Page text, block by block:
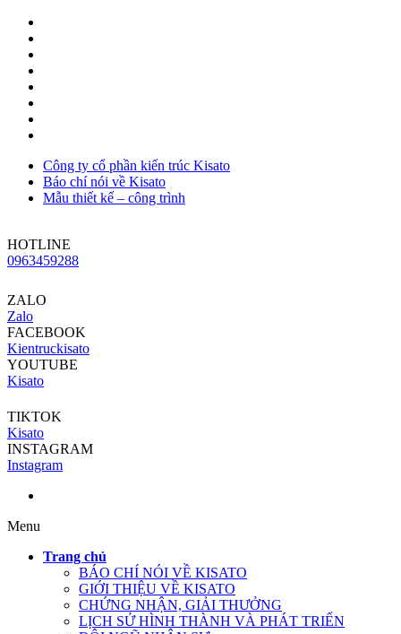
Công ty cổ phần kiến trúc Kisato
Báo chí nói về Kisato
Mẫu thiết kế – công trình
HOTLINE
0963459288
ZALO
Zalo
FACEBOOK
Kientruckisato
YOUTUBE
Kisato
TIKTOK
Kisato
INSTAGRAM
Instagram
Menu
Trang chủ
BÁO CHÍ NÓI VỀ KISATO
GIỚI THIỆU VỀ KISATO
CHỨNG NHẬN, GIẢI THƯỞNG
LỊCH SỬ HÌNH THÀNH VÀ PHÁT TRIỂN